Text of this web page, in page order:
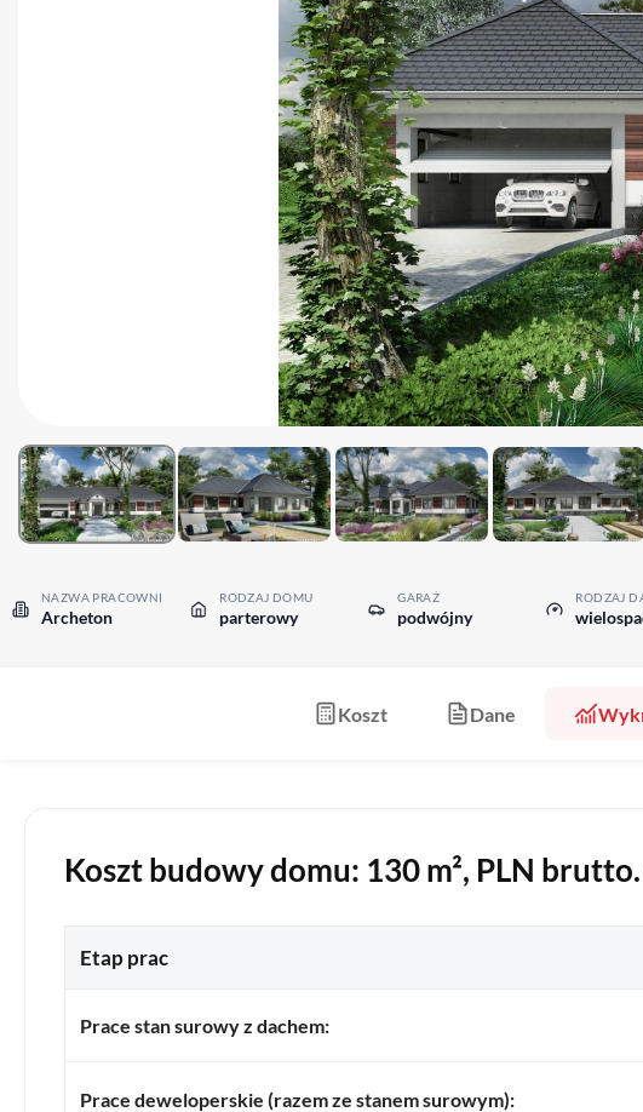
NAZWA PRACOWNI
Archeton
RODZAJ DOMU
parterowy
GARAŻ
podwójny
RODZAJ
Koszt Dane
Koszt budowy domu: 130 m², PLN
Etap prac
Prace stan surowy z dachem:
Prace deweloperskie (razem ze stanem surowym):